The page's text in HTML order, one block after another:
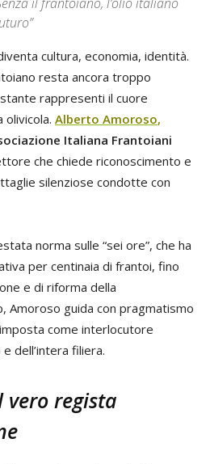
cultura, economia, identità.
resta ancora troppo
rappresenti il cuore
olivicola. Alberto Amoroso,
Italiana Frantoiani
che chiede riconoscimento e
silenziose condotte con
norma sulle “sei ore”, che ha
per centinaia di frantoi, fino
e di riforma della
Amoroso guida con pragmatismo
come interlocutore
dell’intera filiera.
regista